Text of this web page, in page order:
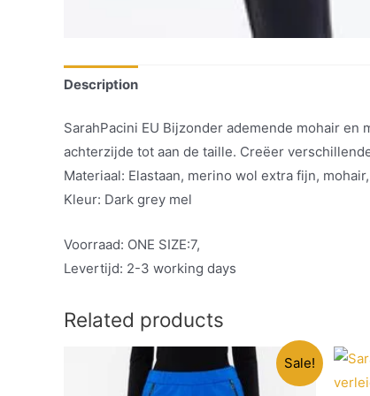
Description
SarahPacini EU Bijzonder ademende mohair
achterzijde tot aan de taille. Creëer
Materiaal: Elastaan, merino wol extra fijn,
Kleur: Dark grey mel
Voorraad: ONE SIZE:7,
Levertijd: 2-3 working days
Related products
Sale!